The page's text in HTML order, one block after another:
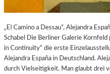
„El Camino a Dessau“, Alejandra
Schabel Die Berliner Galerie
in Continuity“ die erste
Alejandra España in Deutschland.
durch Vielseitigkeit. Man glaubt drei